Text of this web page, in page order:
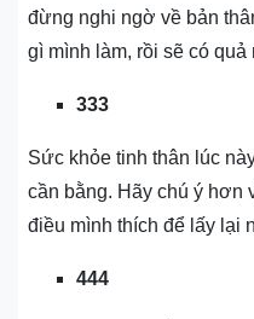
đừng nghi ngờ về bản
gì mình làm, rồi sẽ có quả
333
Sức khỏe tinh thân lúc
cần bằng. Hãy chú ý hơn
điều mình thích để lấy lại
444